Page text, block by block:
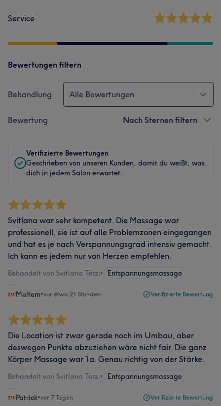
Service
Bewertungen filtern
Behandlung Alle Bewertungen
Bewertung Nach Sternen filtern
Verifizierte Bewertungen
Geschrieben von unseren Kunden, damit du weißt, was
dich in jedem Salon erwartet.
Svitlana war sehr kompetent. Die Massage war
professionell, sie ist auf alle Problemzonen eingegangen
und hat es je nach Verspannungsgrad intensiv gemacht.
Ich kann es jedem nur von Herzen empfehlen.
Behandelt von Svitlana Terzi• Entspannungsmassage
Meltem•vor etwa 21 Stunden Verifizierte Bewertung
Die Location ist zwar gerade noch im Umbau, aber
deswegen Punkte abzuziehen wäre nicht fair. Die ganz
Körper Massage war 1a. Genau richtig von der Stärke.
Behandelt von Svitlana Terzi• Entspannungsmassage
Patrick•vor 7 Tagen Verifizierte Bewertung